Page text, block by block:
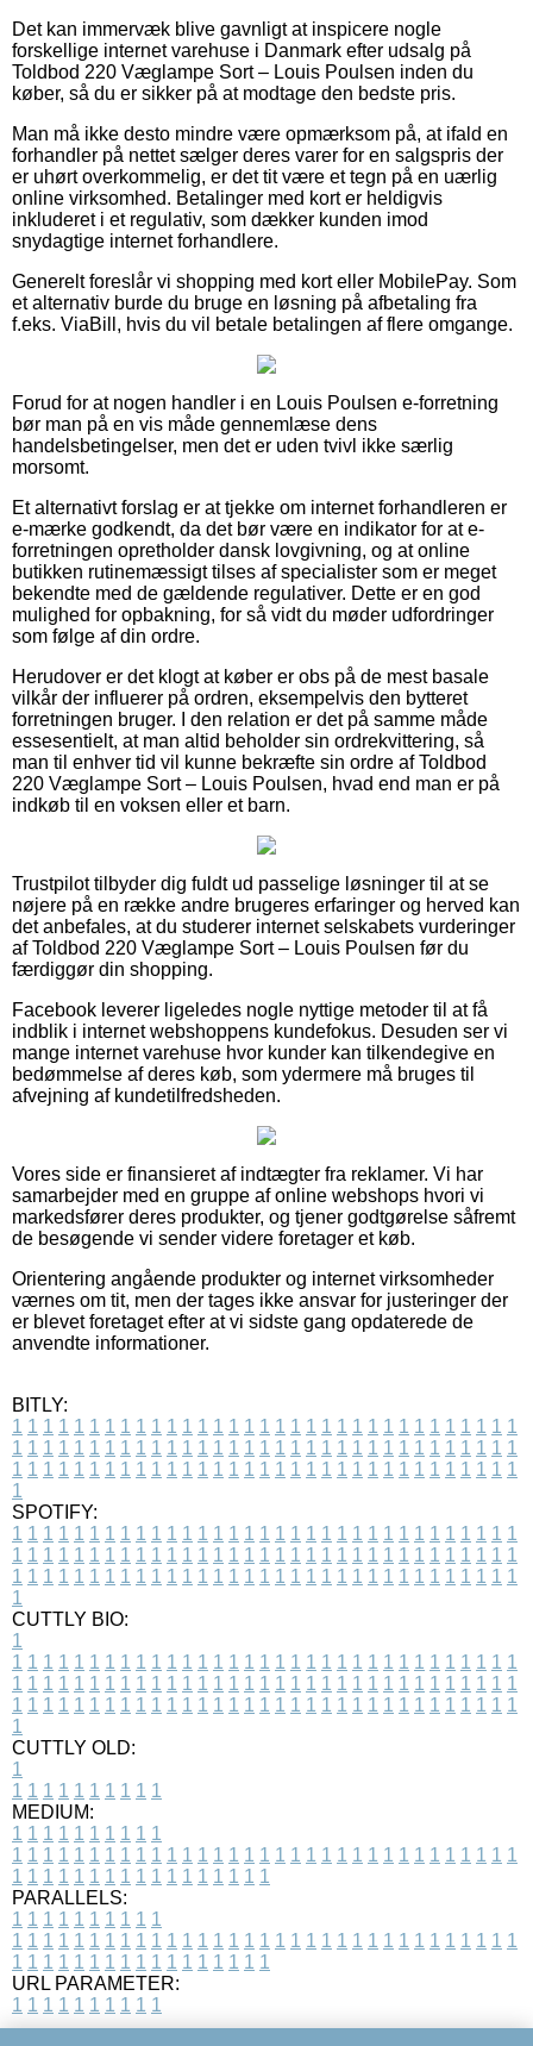
Det kan immervæk blive gavnligt at inspicere nogle
forskellige internet varehuse i Danmark efter udsalg på
Toldbod 220 Væglampe Sort – Louis Poulsen inden du
køber, så du er sikker på at modtage den bedste pris.
Man må ikke desto mindre være opmærksom på, at ifald en
forhandler på nettet sælger deres varer for en salgspris der
er uhørt overkommelig, er det tit være et tegn på en uærlig
online virksomhed. Betalinger med kort er heldigvis
inkluderet i et regulativ, som dækker kunden imod
snydagtige internet forhandlere.
Generelt foreslår vi shopping med kort eller MobilePay. Som
et alternativ burde du bruge en løsning på afbetaling fra
f.eks. ViaBill, hvis du vil betale betalingen af flere omgange.
Forud for at nogen handler i en Louis Poulsen e-forretning
bør man på en vis måde gennemlæse dens
handelsbetingelser, men det er uden tvivl ikke særlig
morsomt.
Et alternativt forslag er at tjekke om internet forhandleren er
e-mærke godkendt, da det bør være en indikator for at e-
forretningen opretholder dansk lovgivning, og at online
butikken rutinemæssigt tilses af specialister som er meget
bekendte med de gældende regulativer. Dette er en god
mulighed for opbakning, for så vidt du møder udfordringer
som følge af din ordre.
Herudover er det klogt at køber er obs på de mest basale
vilkår der influerer på ordren, eksempelvis den bytteret
forretningen bruger. I den relation er det på samme måde
essesentielt, at man altid beholder sin ordrekvittering, så
man til enhver tid vil kunne bekræfte sin ordre af Toldbod
220 Væglampe Sort – Louis Poulsen, hvad end man er på
indkøb til en voksen eller et barn.
Trustpilot tilbyder dig fuldt ud passelige løsninger til at se
nøjere på en række andre brugeres erfaringer og herved kan
det anbefales, at du studerer internet selskabets vurderinger
af Toldbod 220 Væglampe Sort – Louis Poulsen før du
færdiggør din shopping.
Facebook leverer ligeledes nogle nyttige metoder til at få
indblik i internet webshoppens kundefokus. Desuden ser vi
mange internet varehuse hvor kunder kan tilkendegive en
bedømmelse af deres køb, som ydermere må bruges til
afvejning af kundetilfredsheden.
Vores side er finansieret af indtægter fra reklamer. Vi har
samarbejder med en gruppe af online webshops hvori vi
markedsfører deres produkter, og tjener godtgørelse såfremt
de besøgende vi sender videre foretager et køb.
Orientering angående produkter og internet virksomheder
værnes om tit, men der tages ikke ansvar for justeringer der
er blevet foretaget efter at vi sidste gang opdaterede de
anvendte informationer.
BITLY:
1 1 1 1 1 1 1 1 1 1 1 1 1 1 1 1 1 1 1 1 1 1 1 1 1 1 1 1 1 1 1 1 1
1 1 1 1 1 1 1 1 1 1 1 1 1 1 1 1 1 1 1 1 1 1 1 1 1 1 1 1 1 1 1 1 1
1 1 1 1 1 1 1 1 1 1 1 1 1 1 1 1 1 1 1 1 1 1 1 1 1 1 1 1 1 1 1 1 1
1
SPOTIFY:
1 1 1 1 1 1 1 1 1 1 1 1 1 1 1 1 1 1 1 1 1 1 1 1 1 1 1 1 1 1 1 1 1
1 1 1 1 1 1 1 1 1 1 1 1 1 1 1 1 1 1 1 1 1 1 1 1 1 1 1 1 1 1 1 1 1
1 1 1 1 1 1 1 1 1 1 1 1 1 1 1 1 1 1 1 1 1 1 1 1 1 1 1 1 1 1 1 1 1
1
CUTTLY BIO:
1
1 1 1 1 1 1 1 1 1 1 1 1 1 1 1 1 1 1 1 1 1 1 1 1 1 1 1 1 1 1 1 1 1
1 1 1 1 1 1 1 1 1 1 1 1 1 1 1 1 1 1 1 1 1 1 1 1 1 1 1 1 1 1 1 1 1
1 1 1 1 1 1 1 1 1 1 1 1 1 1 1 1 1 1 1 1 1 1 1 1 1 1 1 1 1 1 1 1 1
1
CUTTLY OLD:
1
1 1 1 1 1 1 1 1 1 1
MEDIUM:
1 1 1 1 1 1 1 1 1 1
1 1 1 1 1 1 1 1 1 1 1 1 1 1 1 1 1 1 1 1 1 1 1 1 1 1 1 1 1 1 1 1 1
1 1 1 1 1 1 1 1 1 1 1 1 1 1 1 1 1
PARALLELS:
1 1 1 1 1 1 1 1 1 1
1 1 1 1 1 1 1 1 1 1 1 1 1 1 1 1 1 1 1 1 1 1 1 1 1 1 1 1 1 1 1 1 1
1 1 1 1 1 1 1 1 1 1 1 1 1 1 1 1 1
URL PARAMETER:
1 1 1 1 1 1 1 1 1 1